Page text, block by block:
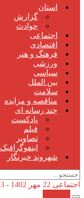
استان
گزارش
حوادث
اجتماعی
اقتصادی
فرهنگ و هنر
ورزشی
سیاسی
بین الملل
سلامت
مناقصه و مزایده
چند رسانه ای
پادکست
فیلم
تصاویر
اینفوگرافیک
شهروند خبرنگار
اجتماعی 22 مهر 1402 - 3 سال پیش